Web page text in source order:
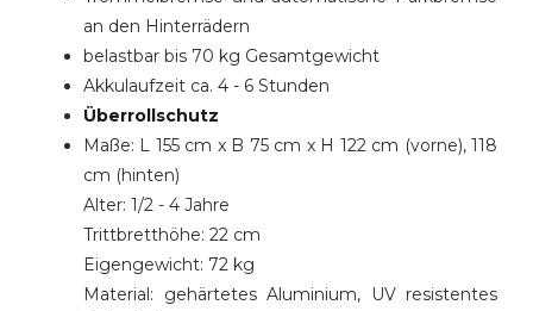
an den Hinterrädern
belastbar bis 70 kg Gesamtgewicht
Akkulaufzeit ca. 4 - 6 Stunden
Überrollschutz
Maße: L 155 cm x B 75 cm x H 122 cm (vorne), 118
cm (hinten)
Alter: 1/2 - 4 Jahre
Trittbretthöhe: 22 cm
Eigengewicht: 72 kg
Material: gehärtetes Aluminium, UV resistentes